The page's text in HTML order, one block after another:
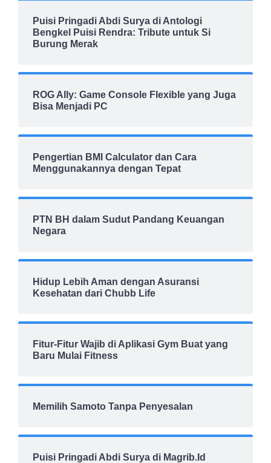
Puisi Pringadi Abdi Surya di Antologi
Bengkel Puisi Rendra: Tribute untuk Si
Burung Merak
ROG Ally: Game Console Flexible yang Juga
Bisa Menjadi PC
Pengertian BMI Calculator dan Cara
Menggunakannya dengan Tepat
PTN BH dalam Sudut Pandang Keuangan
Negara
Hidup Lebih Aman dengan Asuransi
Kesehatan dari Chubb Life
Fitur-Fitur Wajib di Aplikasi Gym Buat yang
Baru Mulai Fitness
Memilih Samoto Tanpa Penyesalan
Puisi Pringadi Abdi Surya di Magrib.Id